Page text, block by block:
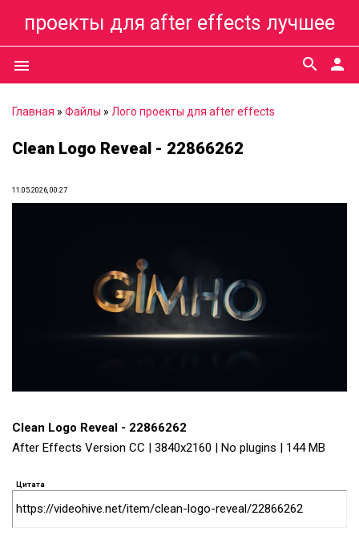
проекты для after effects лучшее
menu person
search
Главная » Файлы » Лого проекты для after effects
Clean Logo Reveal - 22866262
11.05.2026, 00:27
Clean Logo Reveal - 22866262
After Effects Version CC | 3840x2160 | No plugins | 144 MB
Цитата
https://videohive.net/item/clean-logo-reveal/22866262